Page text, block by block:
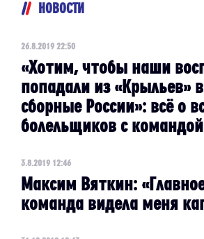
НОВОСТИ
26.8.2019 22:50
«Хотим, чтобы наши
попадали из «Крыльев»
сборные России»: всё о
болельщиков с командой
3.8.2019 12:46
Максим Вяткин:
команда видела меня